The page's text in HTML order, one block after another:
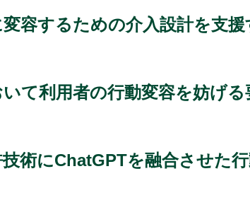
容するための介入設計を支
て利用者の行動変容を妨げ
術にChatGPTを融合させた